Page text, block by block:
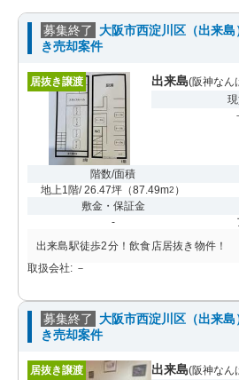
募集終了
大阪市西淀川区（出来
き売却案件
居抜き譲渡 出来島(阪神なん
階数/面積
地上1階/ 26.47坪 （87.49m2 ）
敷金・保証金
-
出来島駅徒歩2分！飲食店居抜き物件！
取扱会社: －
募集終了
大阪市西淀川区（出来
き売却案件
居抜き譲渡 出来島(阪神なん